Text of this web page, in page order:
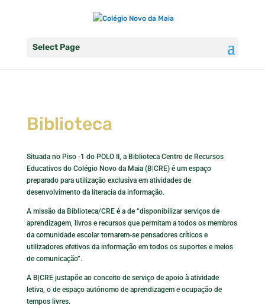
Select Page
Biblioteca
Situada no Piso -1 do POLO II, a Biblioteca Centro de Recursos
Educativos do Colégio Novo da Maia (B|CRE) é um espaço
preparado para utilização exclusiva em atividades de
desenvolvimento da literacia da informação.
A missão da Biblioteca/CRE é a de “disponibilizar serviços de
aprendizagem, livros e recursos que permitam a todos os membros
da comunidade escolar tornarem-se pensadores críticos e
utilizadores efetivos da informação em todos os suportes e meios
de comunicação”.
A B|CRE justapõe ao conceito de serviço de apoio à atividade
letiva, o de espaço autónomo de aprendizagem e ocupação de
tempos livres.